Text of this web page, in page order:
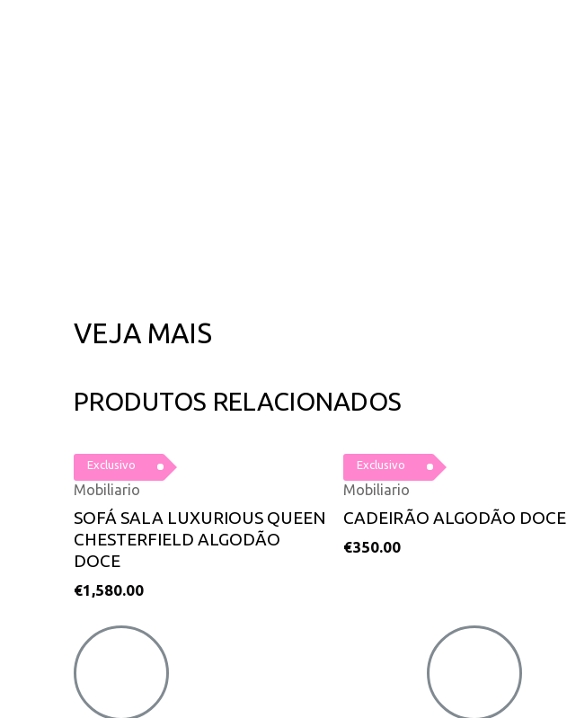
VEJA MAIS
PRODUTOS RELACIONADOS
Exclusivo
Mobiliario
SOFÁ SALA LUXURIOUS QUEEN
CHESTERFIELD ALGODÃO
DOCE
€1,580.00
Exclusivo
Mobiliario
CADEIRÃO ALGODÃO DOCE
€350.00